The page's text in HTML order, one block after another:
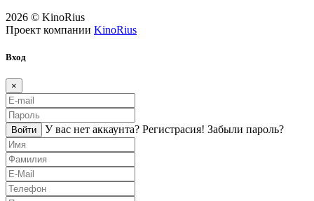
2026 © KinoRius
Проект компании KinoRius
Вход
×
Войти У вас нет аккаунта? Регистраcия! Забыли пароль?